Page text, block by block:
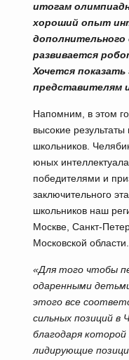
итогам
хороший опыт
дополнительного
развивается
Хочется
представителям
Напомним, в этом
высокие
школьников.
юных
победителями и
заключительного
школьников наш
Москве, Санкт-
Московской области.
«Для того чтобы
одаренными
этого все
сильных позиций в
благодаря
лидирующие